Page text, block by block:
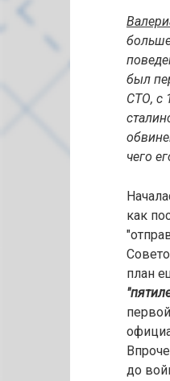
был
СТО, с
чего
как
план
до